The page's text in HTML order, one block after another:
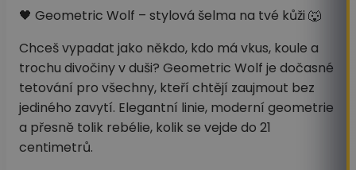
🖤 Geometric Wolf – stylová šelma na tvé kůži 🐺
Chceš vypadat jako někdo, kdo má vkus, koule a
trochu divočiny v duši? Geometric Wolf je dočasné
tetování pro všechny, kteří chtějí zaujmout bez
jediného zavytí. Elegantní linie, moderní geometrie
a přesně tolik rebélie, kolik se vejde do 21
centimetrů.